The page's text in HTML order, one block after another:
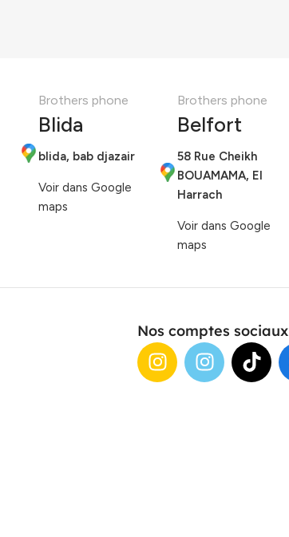
Brothers phone
Blida
blida, bab djazair
Voir dans Google
maps
Brothers phone
Belfort
58 Rue Cheikh
BOUAMAMA, El
Harrach
Voir dans Google
maps
Nos comptes sociaux